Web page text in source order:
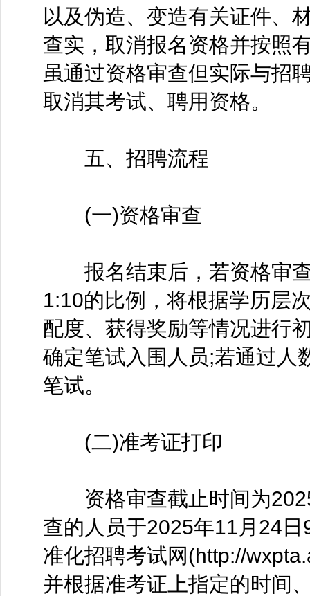
以及伪造、变造有关证件、
查实，取消报名资格并按照
虽通过资格审查但实际与招
取消其考试、聘用资格。
五、招聘流程
(一)资格审查
报名结束后，若资格审查
1:10的比例，将根据学历层
配度、获得奖励等情况进行
确定笔试入围人员;若通过人
笔试。
(二)准考证打印
资格审查截止时间为
查的人员于2025年11月24
准化招聘考试网(http://
并根据准考证上指定的时间